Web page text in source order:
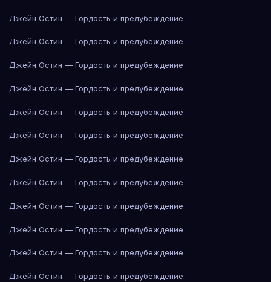
Джейн Остин — Гордость и предубеждение
Джейн Остин — Гордость и предубеждение
Джейн Остин — Гордость и предубеждение
Джейн Остин — Гордость и предубеждение
Джейн Остин — Гордость и предубеждение
Джейн Остин — Гордость и предубеждение
Джейн Остин — Гордость и предубеждение
Джейн Остин — Гордость и предубеждение
Джейн Остин — Гордость и предубеждение
Джейн Остин — Гордость и предубеждение
Джейн Остин — Гордость и предубеждение
Джейн Остин — Гордость и предубеждение